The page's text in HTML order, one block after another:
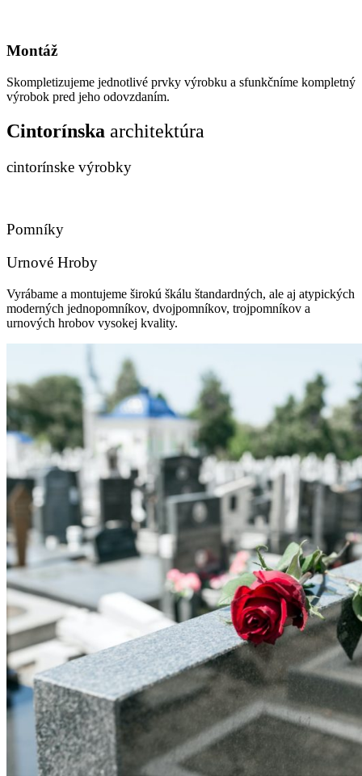
Montáž
Skompletizujeme jednotlivé prvky výrobku a sfunkčníme kompletný
výrobok pred jeho odovzdaním.
Cintorínska architektúra
cintorínske výrobky
Pomníky
Urnové Hroby
Vyrábame a montujeme širokú škálu štandardných, ale aj atypických
moderných jednopomníkov, dvojpomníkov, trojpomníkov a
urnových hrobov vysokej kvality.